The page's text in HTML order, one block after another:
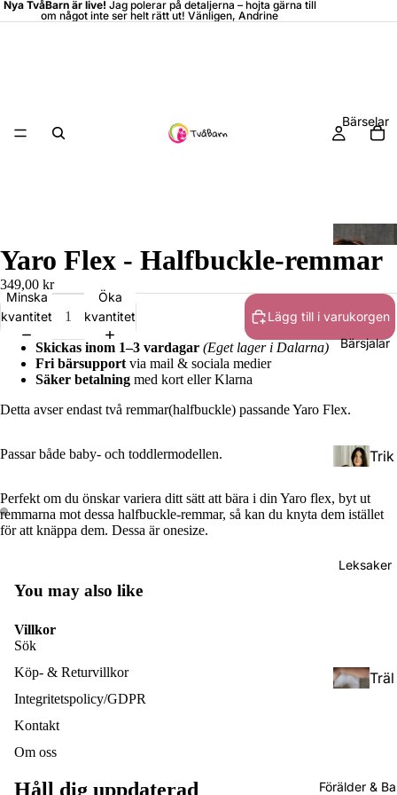
Nya TvåBarn är live! Jag polerar på detaljerna – hojta gärna till
om något inte ser helt rätt ut! Vänligen, Andrine
Bärselar
rre
Bärsjalar
Trik
lar
da
Rin
Leksaker
Träl
Förälder &
Yaro Flex - Halfbuckle-remmar
349,00 kr
Minska
kvantitet
Öka
kvantitet
Lägg till i varukorgen
Skickas inom 1–3 vardagar (Eget lager i Dalarna)
Fri bärsupport via mail & sociala medier
Säker betalning med kort eller Klarna
Detta avser endast två remmar(halfbuckle) passande Yaro Flex.
Passar både baby- och toddlermodellen.
Perfekt om du önskar variera ditt sätt att bära i din Yaro flex, byt ut
remmarna mot dessa halfbuckle-remmar, så kan du knyta dem istället
för att knäppa dem. Dessa är onesize.
You may also like
Villkor
Sök
Köp- & Returvillkor
Integritetspolicy/GDPR
Kontakt
Om oss
Håll dig uppdaterad